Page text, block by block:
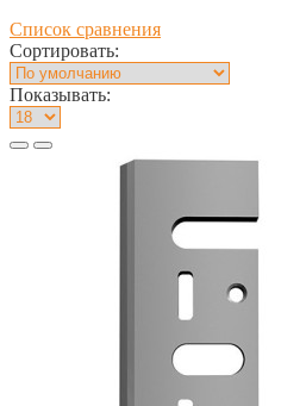
Список сравнения
Сортировать:
Показывать: